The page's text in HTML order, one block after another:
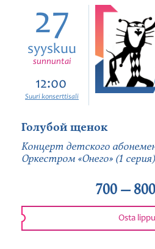
27
syyskuu
sunnuntai
12:00
Suuri konserttisali
Голубой щенок
Концерт детского
Оркестром «Онего» (1 серия)
700 — 800
Osta lippu